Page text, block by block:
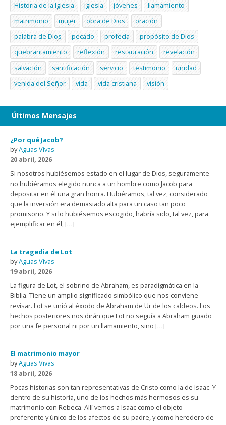
Historia de la Iglesia
iglesia jóvenes
llamamiento
matrimonio
mujer obra de Dios
oración
palabra de Dios
pecado profecía
propósito de Dios
quebrantamiento
reflexión restauración
revelación
salvación
santificación servicio testimonio
unidad
venida del Señor
vida vida cristiana visión
Últimos Mensajes
¿Por qué Jacob?
byAguas Vivas
20 abril, 2026
Si nosotros hubiésemos estado en el lugar de Dios, seguramente
no hubiéramos elegido nunca a un hombre como Jacob para
depositar en él una gran honra. Hubiéramos, tal vez, considerado
que la inversión era demasiado alta para un caso tan poco
promisorio. Y si lo hubiésemos escogido, habría sido, tal vez, para
ejemplificar en él, […]
La tragedia de Lot
byAguas Vivas
19 abril, 2026
La figura de Lot, el sobrino de Abraham, es paradigmática en la
Biblia. Tiene un amplio significado simbólico que nos conviene
revisar. Lot se unió al éxodo de Abraham de Ur de los caldeos. Los
hechos posteriores nos dirán que Lot no seguía a Abraham guiado
por una fe personal ni por un llamamiento, sino […]
El matrimonio mayor
byAguas Vivas
18 abril, 2026
Pocas historias son tan representativas de Cristo como la de Isaac. Y
dentro de su historia, uno de los hechos más hermosos es su
matrimonio con Rebeca. Allí vemos a Isaac como el objeto
preferente y único de los afectos de su padre, y como heredero de